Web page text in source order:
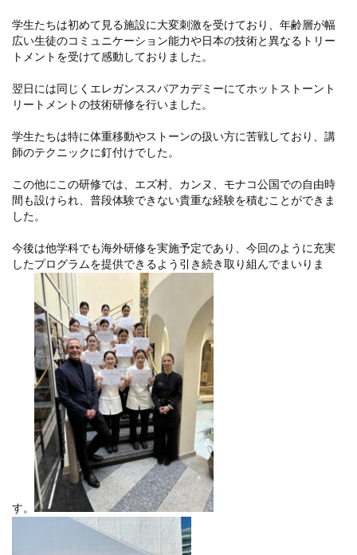
イフ
ンス(卒業生の活躍)
学生たちは初めて見る施設に大変刺激を受けており、年齢層が幅
広い生徒のコミュニケーション能力や日本の技術と異なるトリー
トメントを受けて感動しておりました。
翌日には同じくエレガンススパアカデミーにてホットストーント
リートメントの技術研修を行いました。
学生たちは特に体重移動やストーンの扱い方に苦戦しており、講
師のテクニックに釘付けでした。
この他にこの研修では、エズ村、カンヌ、モナコ公国での自由時
間も設けられ、普段体験できない貴重な経験を積むことができま
した。
今後は他学科でも海外研修を実施予定であり、今回のように充実
したプログラムを提供できるよう引き続き取り組んでまいりま
す。